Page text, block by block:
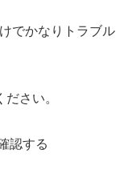
でかなりトラブル
さい。
認する